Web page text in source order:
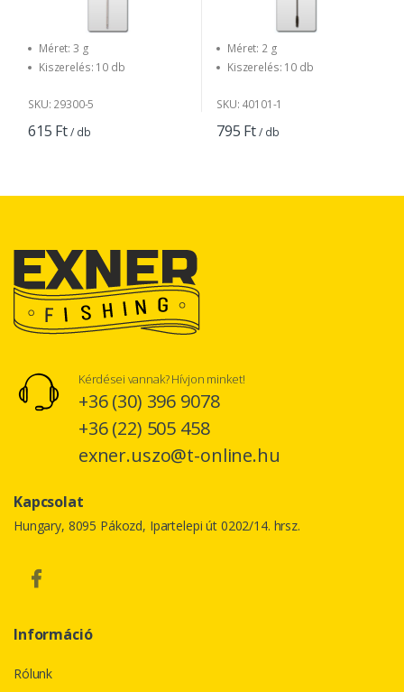
Méret: 3 g
Kiszerelés: 10 db
SKU: 29300-5
615 Ft/ db
Méret: 2 g
Kiszerelés: 10 db
SKU: 40101-1
795 Ft/ db
Kérdései vannak? Hívjon minket!
+36 (30) 396 9078
+36 (22) 505 458
exner.uszo@t-online.hu
Kapcsolat
Hungary, 8095 Pákozd, Ipartelepi út 0202/14. hrsz.
Információ
Rólunk